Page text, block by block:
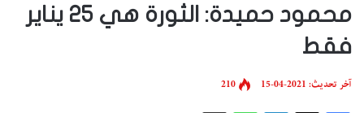
محمود حميدة: الثورة هي 25 يناير
فقط
آخر تحديث: 2021-04-15 210